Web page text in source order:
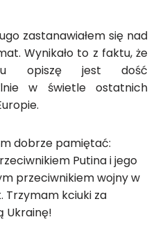
zastanawiałem się nad
Wynikało to z faktu, że
opiszę jest dość
w świetle ostatnich
dobrze pamiętać:
Putina i jego
przeciwnikiem wojny w
Trzymam kciuki za
Ukrainę!